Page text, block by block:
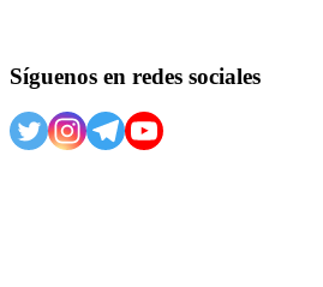
Síguenos en redes sociales